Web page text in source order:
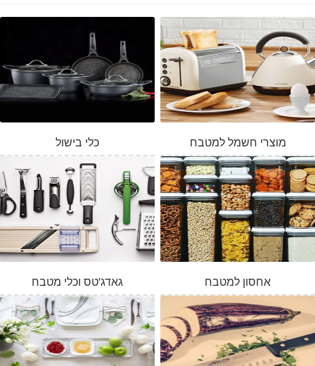
כלי בישול מוצרי חשמל למטבח
גאדג'טס וכלי מטבח אחסון למטבח